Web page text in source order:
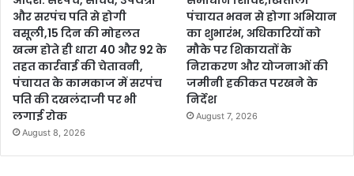
और सरपंच पति से होगी
वसूली,15 दिन की मोहलत
खत्म होते ही धारा 40 और 92 के
तहत कार्रवाई की चेतावनी,
पंचायत के कामकाज में सरपंच
पति की दखलंदाजी पर भी
लगाई रोक
August 8, 2026
पंचायत भवन से होगा अभियान
का शुभारंभ, अधिकारियों को
मौके पर शिकायतों के
निराकरण और योजनाओं की
जमीनी हकीकत परखने के
निर्देश
August 7, 2026